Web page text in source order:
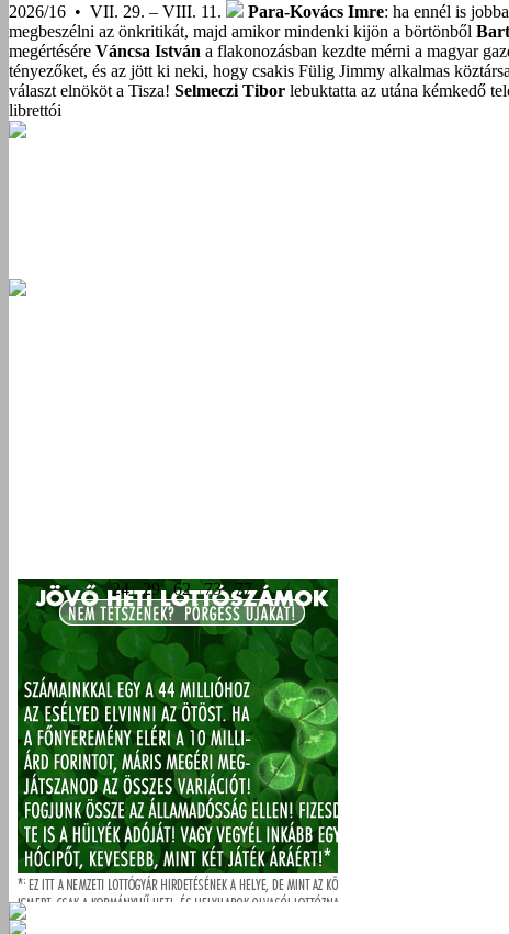
2026/16 • VII. 29. – VIII. 11.
Para-Kovács Imre: ha ennél is
megbeszélni az önkritikát, majd amikor mindenki kijön a börtönből
megértésére Váncsa István a flakonozásban kezdte mérni a magyar
tényezőket, és az jött ki neki, hogy csakis Fülig Jimmy alkalmas
választ elnököt a Tisza! Selmeczi Tibor lebuktatta az utána kémkedő
librettói